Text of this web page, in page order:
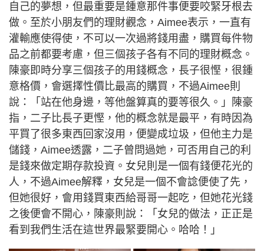
自己的夢想，但最重要是鍾意那件事便要咬緊牙根去
做。至於小朋友們的理財觀念，Aimee表示，一直有
灌輸應使得使，不可以一次過將錢用盡，購買每件物
品之前都要考慮，但三個孩子各有不同的理財概念。
陳豪即時分享三個孩子的用錢概念，長子很慳，很鍾
意格價，會選擇性價比最高的購買，不過Aimee則
說：「站在他身邊，等他盤算真的要等很久。」陳豪
指，二子比長子更慳，他的概念就是最平，有時因為
平買了很多東西回家沒用，便變成垃圾，但他主力是
儲錢，Aimee透露，二子曾問過她，可否用自己的利
是錢來做定期存款投資。女兒則是一個有錢便花光的
人，不過Aimee解釋，女兒是一個不會諗便使了先，
但她很好，會用錢買東西給哥哥一起吃，但她花光錢
之後便會不開心，陳豪則說：「女兒的做法，正正是
看到我們生活在這世界最緊要開心。哈哈！」